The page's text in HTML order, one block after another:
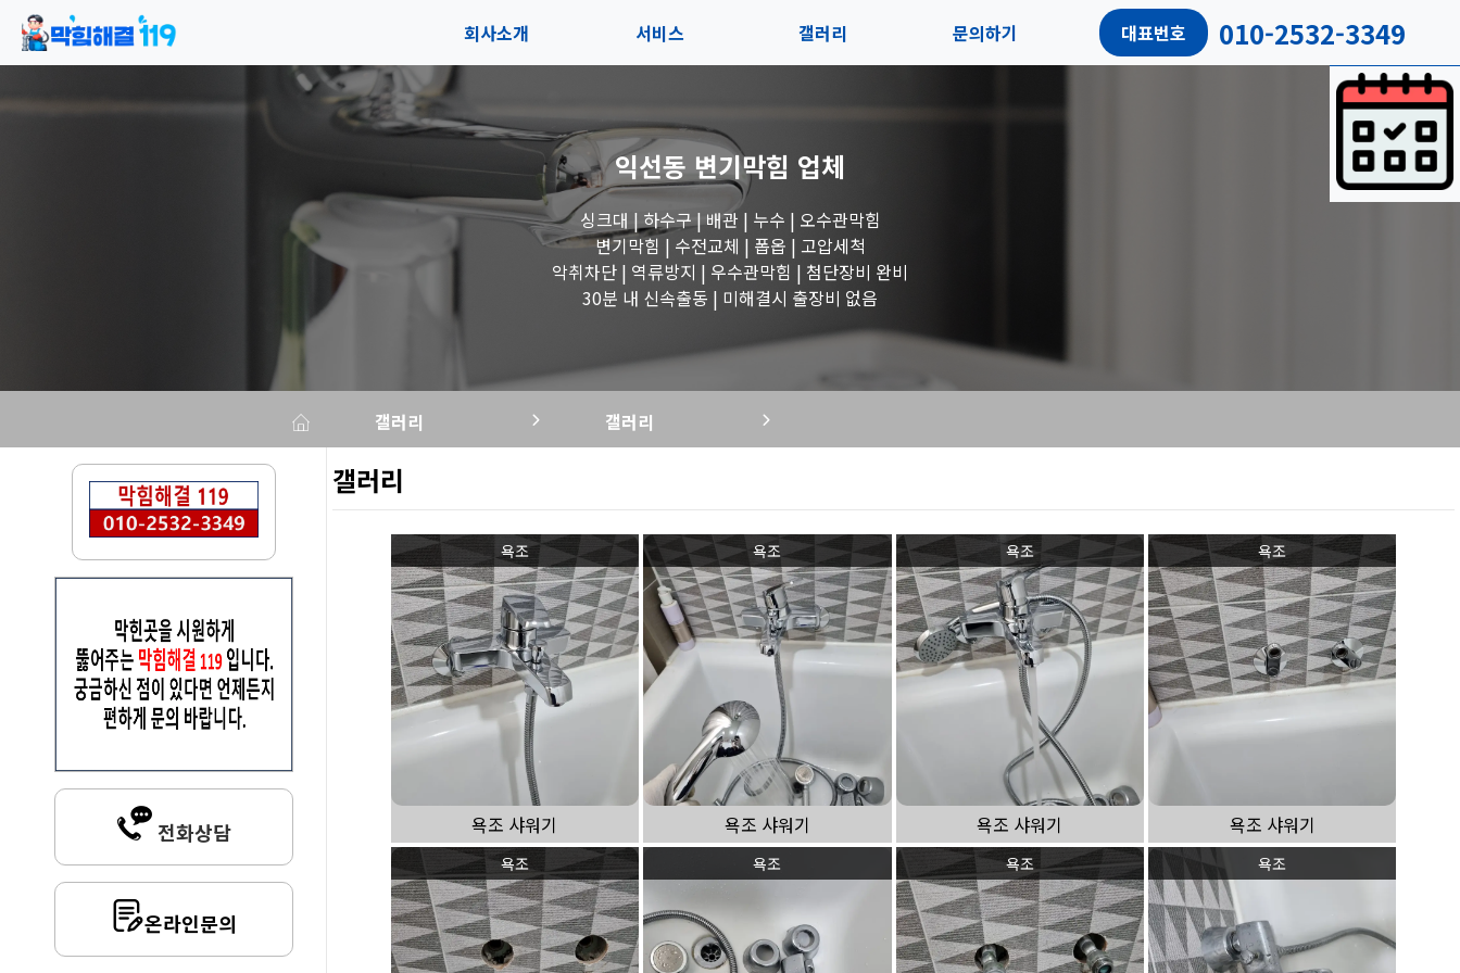
회사소개
오시는길
서비스
블로그
갤러리
수도꼭지 작업
세면대 작업
변기 작업
문의하기 대표번호 010-2532-3349
익선동 변기막힘 업체
싱크대 | 하수구 | 배관 | 누수 | 오수관막힘
변기막힘 | 수전교체 | 폽옵 | 고압세척
악취차단 | 역류방지 | 우수관막힘 | 첨단장비 완비
30분 내 신속출동 | 미해결시 출장비 없음
갤러리 갤러리
전화상담
온라인문의
갤러리
욕조
욕조 샤워기
욕조
욕조 샤워기
욕조
욕조 샤워기
욕조
욕조 샤워기
욕조 욕조 욕조 욕조